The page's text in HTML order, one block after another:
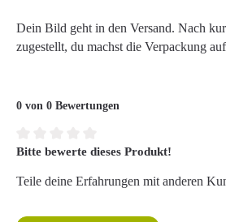
Dein Bild geht in den Versand. Nach
zugestellt, du machst die Verpackung
0 von 0 Bewertungen
Durchschnittliche Bewertung von 0 von
Bitte bewerte dieses Produkt!
Teile deine Erfahrungen mit anderen